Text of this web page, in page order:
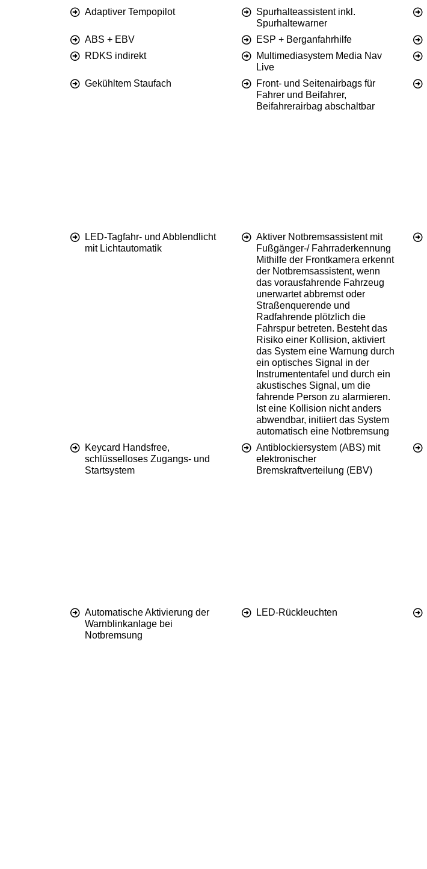
Adaptiver Tempopilot
Spurhalteassistent inkl.
Spurhaltewarner
ABS + EBV ESP + Berganfahrhilfe
RDKS indirekt
Multimediasystem Media Nav
Live
Gekühltem Staufach
Front- und Seitenairbags für
Fahrer und Beifahrer,
Beifahrerairbag abschaltbar
LED-Tagfahr- und Abblendlicht
mit Lichtautomatik
Aktiver Notbremsassistent mit
Fußgänger-/ Fahrraderkennung
Mithilfe der Frontkamera erkennt
der Notbremsassistent, wenn
das vorausfahrende Fahrzeug
unerwartet abbremst oder
Straßenquerende und
Radfahrende plötzlich die
Fahrspur betreten. Besteht das
Risiko einer Kollision, aktiviert
das System eine Warnung durch
ein optisches Signal in der
Instrumententafel und durch ein
akustisches Signal, um die
fahrende Person zu alarmieren.
Ist eine Kollision nicht anders
abwendbar, initiiert das System
automatisch eine Notbremsung
Keycard Handsfree,
schlüsselloses Zugangs- und
Startsystem
Antiblockiersystem (ABS) mit
elektronischer
Bremskraftverteilung (EBV)
Automatische Aktivierung der
Warnblinkanlage bei
Notbremsung
LED-Rückleuchten